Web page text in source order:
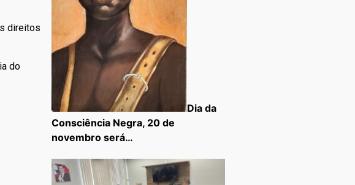
direitos
do
Dia da
Consciência Negra, 20 de
novembro será…